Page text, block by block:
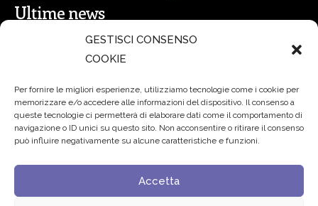
GESTISCI CONSENSO
COOKIE
Per fornire le migliori esperienze, utilizziamo tecnologie come i cookie per
memorizzare e/o accedere alle informazioni del dispositivo. Il consenso a
queste tecnologie ci permetterà di elaborare dati come il comportamento di
navigazione o ID unici su questo sito. Non acconsentire o ritirare il consenso
può influire negativamente su alcune caratteristiche e funzioni.
Accetta
Ultime news
secsolutionforum 2026: è Bologna la nuova capitale
Padre Benanti: «Intelligenza artificiale? Contro i nuovi
algoritmi del potere serve una governance condivisa»
Edvance – Digital Education Hub Higher Education